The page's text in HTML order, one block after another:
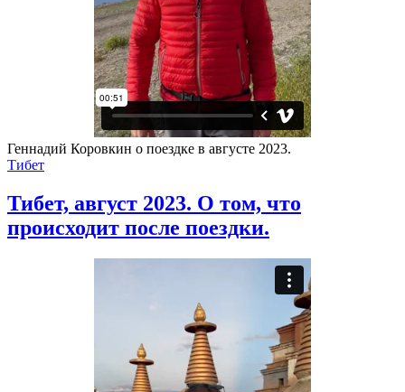
Геннадий Коровкин о поездке в августе 2023.
Тибет
Тибет, август 2023. О том, что
происходит после поездки.